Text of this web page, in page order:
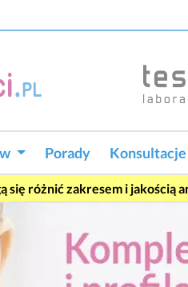
Porady
się różnić zakresem i